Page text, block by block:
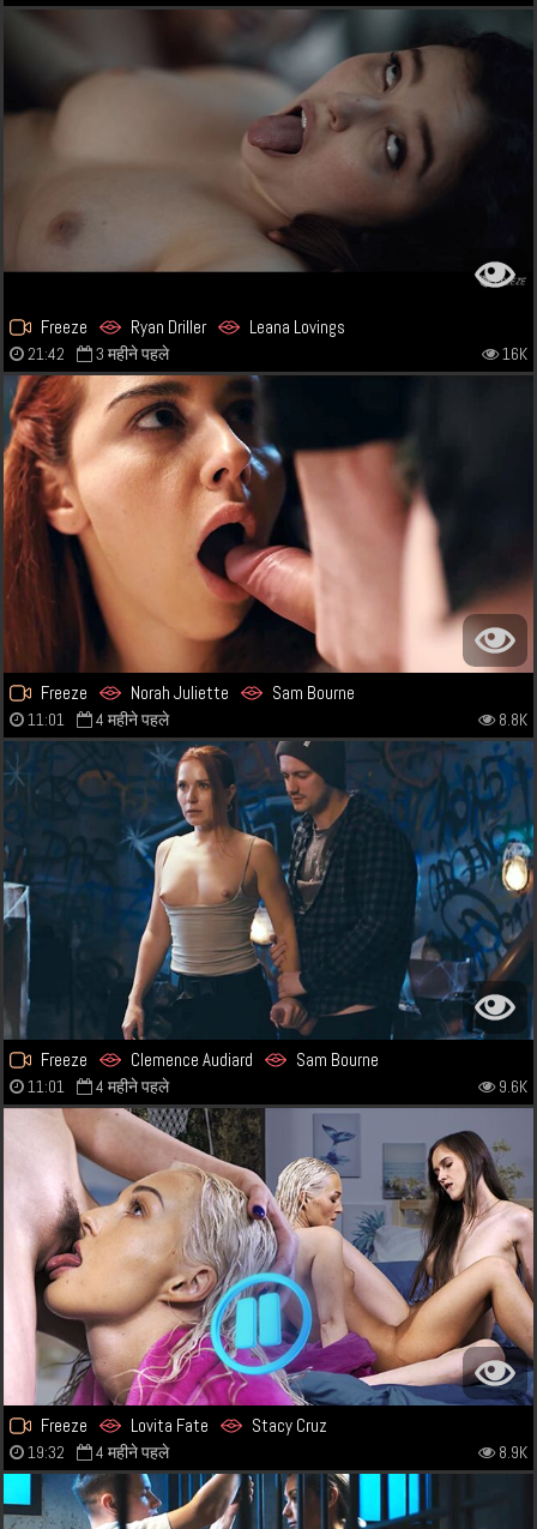
Freeze Ryan Driller Leana Lovings
21:42 3 महीने पहले 16K
Freeze Norah Juliette Sam Bourne
11:01 4 महीने पहले 8.8K
Freeze Clemence Audiard Sam Bourne
11:01 4 महीने पहले 9.6K
Freeze Lovita Fate Stacy Cruz
19:32 4 महीने पहले 8.9K